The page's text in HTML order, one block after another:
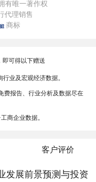
有唯一著作权
理销售
商标
即可得以下赠送
业及宏观经济数据。
费报告、行业分析及数据尽在
商企业数据。
客户评价
发展前景预测与投资